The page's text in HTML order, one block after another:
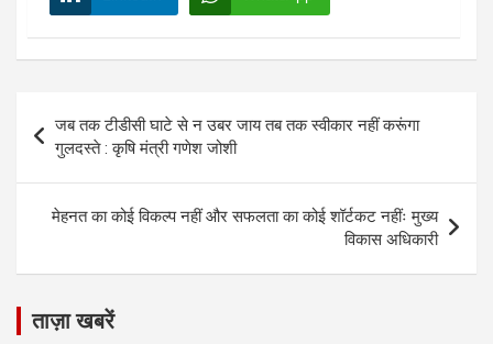
navigation
जब तक टीडीसी घाटे से न उबर जाय तब तक स्वीकार नहीं करूंगा
गुलदस्ते : कृषि मंत्री गणेश जोशी
मेहनत का कोई विकल्प नहीं और सफलता का कोई शॉर्टकट नहींः मुख्य
विकास अधिकारी
ताज़ा खबरें